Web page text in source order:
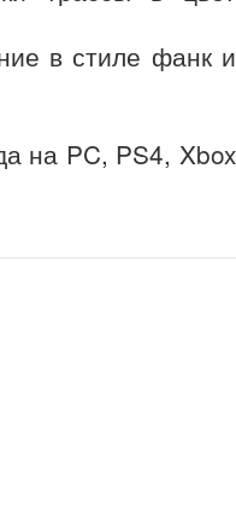
в стиле фанк и
на PC, PS4, Xbox